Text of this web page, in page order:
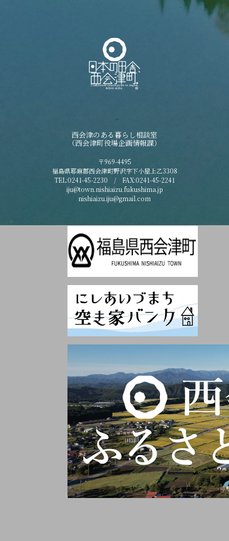
西会津のある暮らし相談室
（西会津町役場企画情報課）
〒969-4495
福島県耶麻郡西会津町野沢字下小屋上乙3308
TEL:0241-45-2230 / FAX:0241-45-2241
iju@town.nishiaizu.fukushima.jp
nishiaizu.iju@gmail.com